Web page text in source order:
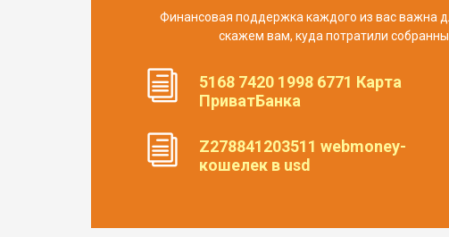
Финансовая поддержка каждого из вас важна
скажем вам, куда потратили
5168 7420 1998 6771 Карта
ПриватБанка
Z278841203511 webmoney-
кошелек в usd